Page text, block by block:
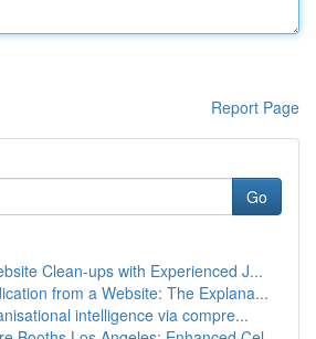
Report Page
Go
Clean-ups with Experienced J...
from a Website: The Explana...
intelligence via compre...